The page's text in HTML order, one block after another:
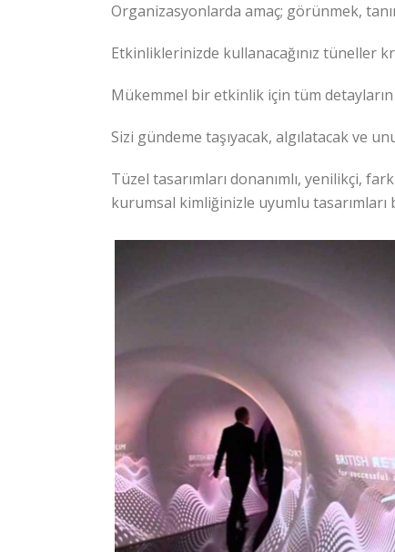
Organizasyonlarda amaç; görünmek,
Etkinliklerinizde kullanacağınız tüneller
Mükemmel bir etkinlik için tüm detayların
Sizi gündeme taşıyacak, algılatacak ve
Tüzel tasarımları donanımlı, yenilikçi,
kurumsal kimliğinizle uyumlu tasarımları